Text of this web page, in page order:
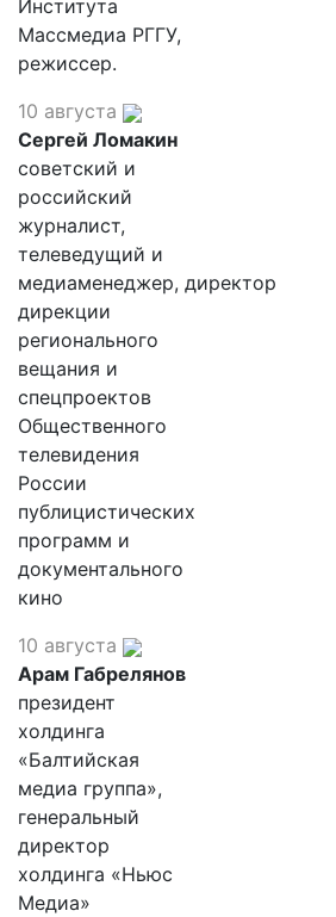
Института
Массмедиа РГГУ,
режиссер.
10 августа
Сергей Ломакин
советский и
российский
журналист,
телеведущий и
медиаменеджер, директор
дирекции
регионального
вещания и
спецпроектов
Общественного
телевидения
России
публицистических
программ и
документального
кино
10 августа
Арам Габрелянов
президент
холдинга
«Балтийская
медиа группа»,
генеральный
директор
холдинга «Ньюс
Медиа»